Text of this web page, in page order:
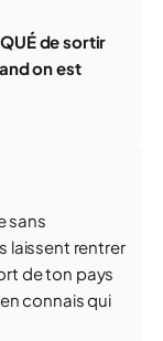
de sortir
on est
sans
laissent rentrer
de ton pays
connais qui